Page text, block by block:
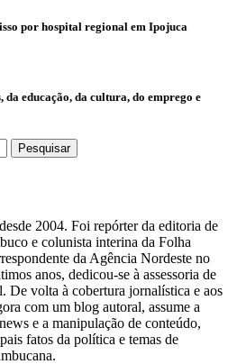
por hospital regional em Ipojuca
da educação, da cultura, do emprego e
Pesquisar
2004. Foi repórter da editoria de
e colunista interina da Folha
da Agência Nordeste no
anos, dedicou-se à assessoria de
De volta à cobertura jornalística e aos
com um blog autoral, assume a
e a manipulação de conteúdo,
fatos da política e temas de